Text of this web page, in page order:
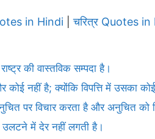
in Hindi |चरित्र Quotes
की वास्तविक सम्पदा है।
नहीं है; क्योंकि विपत्ति में उसका कोई
पर विचार करता है और अनुचित को
में देर नहीं लगती है।